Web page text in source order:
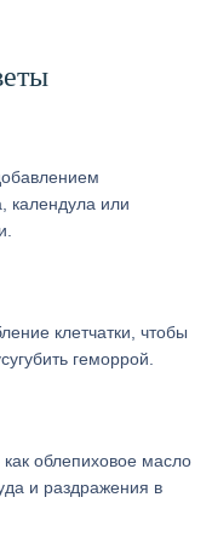
календула или
клетчатки, чтобы
геморрой.
облепиховое масло
и раздражения в